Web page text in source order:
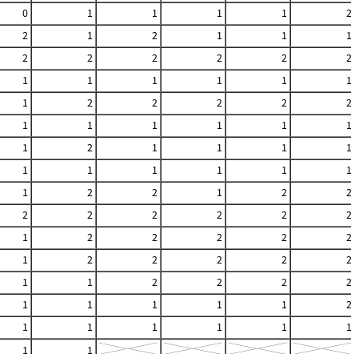
0 1 1 1 1 2
2 1 2 1 1 1
2 2 2 2 2 2
1 1 1 1 1 1
1 2 2 2 2 2
1 1 1 1 1 1
1 2 1 1 1 1
1 1 1 1 1 1
1 2 2 1 2 2
2 2 2 2 2 2
1 2 2 2 2 2
1 2 2 2 2 2
1 1 2 2 2 2
1 1 1 1 1 2
1 1 1 1 1 1
1 1